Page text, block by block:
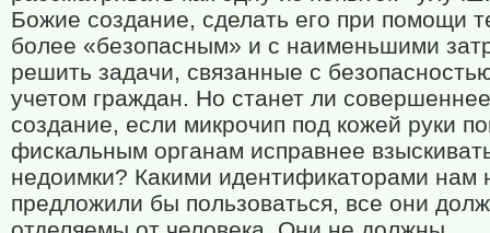
Божие создание, сделать его при помощи
более «безопасным» и с наименьшими
решить задачи, связанные с
учетом граждан. Но станет ли
создание, если микрочип под кожей руки
фискальным органам исправнее
недоимки? Какими идентификаторами нам
предложили бы пользоваться, все они